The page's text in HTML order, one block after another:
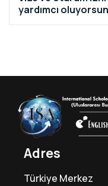
yardımcı
Adres
Türkiye Merkez